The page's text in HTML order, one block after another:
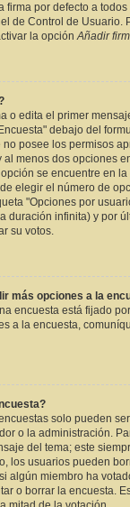
firma por defecto a
de Control de Usuario.
la opciónAñadir
o edita el primer
debajo del
posee los permisos
al menos dos opciones
se encuentre en
elegir el número de
"Opciones por
duración infinita) y por
su votos.
más opciones a la
encuesta está fijado
a la encuesta,
solo pueden
o la administración.
del tema; este
los usuarios pueden
algún miembro ha
o borrar la encuesta.